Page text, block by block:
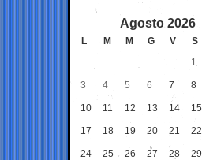
Agosto 2026
L M M G V S
1
3 4 5 6 7 8
10 11 12 13 14 15
17 18 19 20 21 22
24 25 26 27 28 29